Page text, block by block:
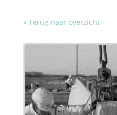
« Terug naar overzicht